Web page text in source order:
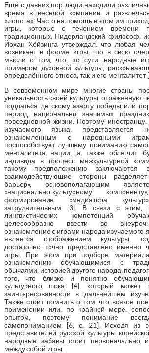
Ещё с давних пор люди находили
время в весёлой компании и
хлопотах. Часто на помощь в этом им
игры, которые с течением времени
традиционных. Нидерландский философ,
Йохан Хёйзинга утверждал, что любая
возникает в форме игры, что в свою
мысли о том, что, по сути, народные
примером духовной культуры,
определённого этноса, так и его менталитет
В современном мире многие страны
уникальность своей культуры, отражённую
поддаться детскому азарту победы или
период национально значимых
повседневной жизни. Поэтому
изучаемого языка, представляется
ознакомленным с народными
поспособствует лучшему пониманию
менталитета нации, а также облегчит
индивида в процесс межкультурной
такому предположению заключаются
взаимодействующие стороны разделяет
барьер», основополагающим
«национально-культурному
формирование «медиатора
затруднительным [3]. В связи с этим,
лингвистических компетенций
целесообразно ввести во
ознакомление с играми народа изучаемого
является отображением культуры,
достаточно точно представлено именно
игры. При этом при подборе
ознакомлению обучающимися с
обычаями, историей другого народа,
того, что близко и понятно
культурного шока [4], который может
заинтересованности в дальнейшем
Также стоит помнить о том, что всякое
применении или, по крайней мере,
опытом, поэтому понимание
самопониманием [6, с. 21]. Исходя из
представителей русской культуры
народные забавы стоит первоначально
между собой игры.